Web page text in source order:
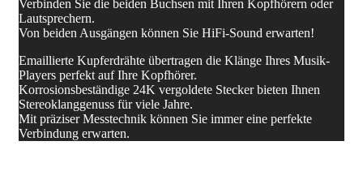
Verbinden Sie die beiden Buchsen mit Ihren Kopfhörern oder
Lautsprechern.
Von beiden Ausgängen können Sie HiFi-Sound erwarten!
Emaillierte Kupferdrähte übertragen die Klänge Ihres Musik-
Players perfekt auf Ihre Kopfhörer.
Korrosionsbeständige 24K vergoldete Stecker bieten Ihnen
Stereoklanggenuss für viele Jahre.
Mit präziser Messtechnik können Sie immer eine perfekte
Verbindung erwarten.